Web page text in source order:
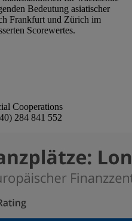
Bedeutung asiatischer
Frankfurt und Zürich im
Scorewertes.
Cooperations
284 841 552